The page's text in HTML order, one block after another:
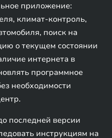
приложение:
климат-контроль,
поиск на
о текущем состоянии
интернета в
программное
необходимости
последней версии
инструкциям на